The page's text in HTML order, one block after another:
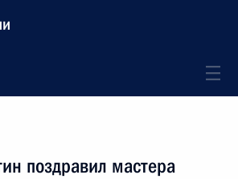
поздравил мастера